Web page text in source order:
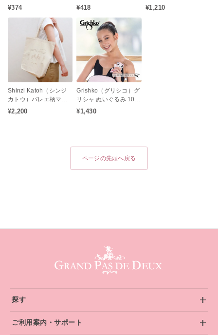
テン お団子 ギフト 子供
¥374
付き（バレエステーシ
返し 発表会お返し 白鳥
の湖 眠れる森の美女 く
るみ割り人形 ドン・キ
ホーテ ジゼル）
¥418
エイト ヘアピン Uピン
（長さ7.6cmタイプ）
¥1,210
Shinzi Katoh（シンジ
カトウ）バレエ柄マチ
付きトートバッグ レ
¥2,200
Grishko（グリシコ）グ
リシャ ぬいぐるみ 10c
m（発表会 ギフト バレ
¥1,430
ページの先頭へ戻る
探す
ご利用案内・サポート